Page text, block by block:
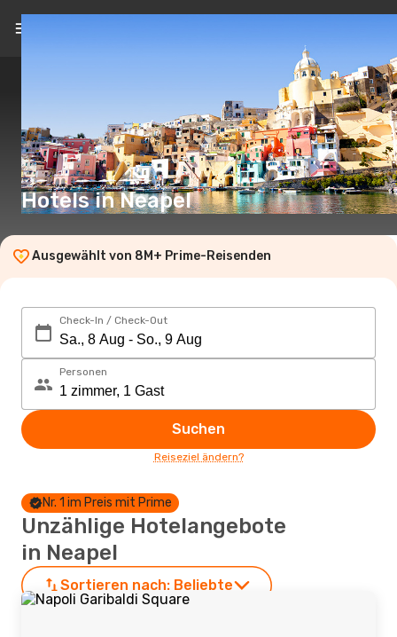
Hotels in Neapel
Ausgewählt von 8M+ Prime-Reisenden
Check-In / Check-Out
Personen
Suchen
Reiseziel ändern?
Nr. 1 im Preis mit Prime
Unzählige Hotelangebote
in Neapel
Sortieren nach: Beliebte